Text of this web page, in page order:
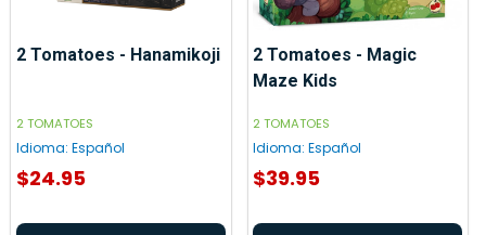
2 Tomatoes - Hanamikoji
2 TOMATOES
Idioma: Español
$24.95
2 Tomatoes - Magic
Maze Kids
2 TOMATOES
Idioma: Español
$39.95